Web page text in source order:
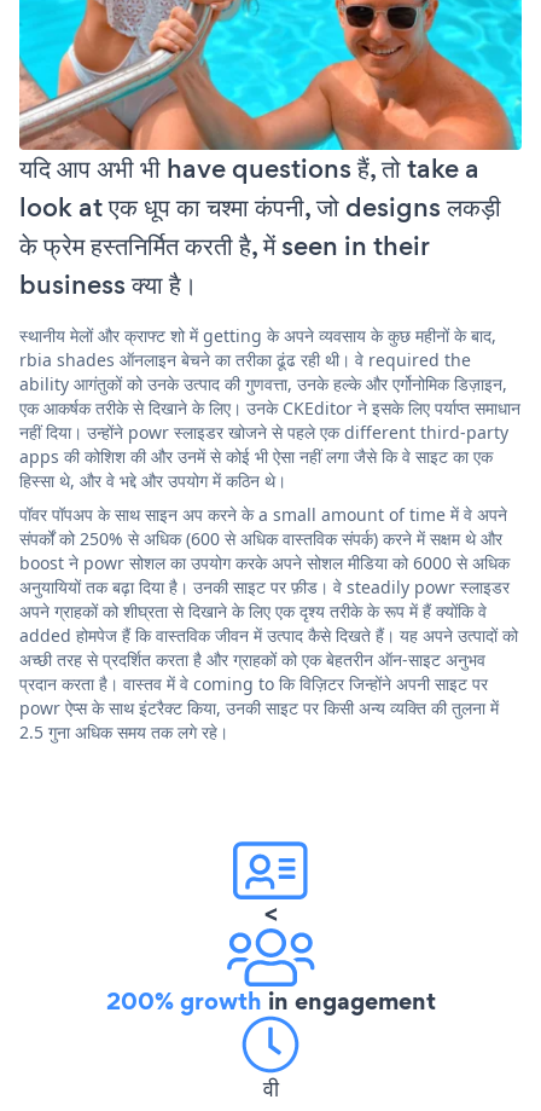
यदि आप अभी भी have questions हैं, तो take a
look at एक धूप का चश्मा कंपनी, जो designs लकड़ी
के फ्रेम हस्तनिर्मित करती है, में seen in their
business क्या है।
स्थानीय मेलों और क्राफ्ट शो में getting के अपने व्यवसाय के कुछ महीनों के बाद,
rbia shades ऑनलाइन बेचने का तरीका ढूंढ रही थी। वे required the
ability आगंतुकों को उनके उत्पाद की गुणवत्ता, उनके हल्के और एर्गोनोमिक डिज़ाइन,
एक आकर्षक तरीके से दिखाने के लिए। उनके CKEditor ने इसके लिए पर्याप्त समाधान
नहीं दिया। उन्होंने powr स्लाइडर खोजने से पहले एक different third-party
apps की कोशिश की और उनमें से कोई भी ऐसा नहीं लगा जैसे कि वे साइट का एक
हिस्सा थे, और वे भद्दे और उपयोग में कठिन थे।
पॉवर पॉपअप के साथ साइन अप करने के a small amount of time में वे अपने
संपर्कों को 250% से अधिक (600 से अधिक वास्तविक संपर्क) करने में सक्षम थे और
boost ने powr सोशल का उपयोग करके अपने सोशल मीडिया को 6000 से अधिक
अनुयायियों तक बढ़ा दिया है। उनकी साइट पर फ़ीड। वे steadily powr स्लाइडर
अपने ग्राहकों को शीघ्रता से दिखाने के लिए एक दृश्य तरीके के रूप में हैं क्योंकि वे
added होमपेज हैं कि वास्तविक जीवन में उत्पाद कैसे दिखते हैं। यह अपने उत्पादों को
अच्छी तरह से प्रदर्शित करता है और ग्राहकों को एक बेहतरीन ऑन-साइट अनुभव
प्रदान करता है। वास्तव में वे coming to कि विज़िटर जिन्होंने अपनी साइट पर
powr ऐप्स के साथ इंटरैक्ट किया, उनकी साइट पर किसी अन्य व्यक्ति की तुलना में
2.5 गुना अधिक समय तक लगे रहे।
<
200% growth in engagement
वी